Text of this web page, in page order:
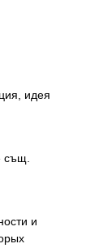
идея
същ.
и